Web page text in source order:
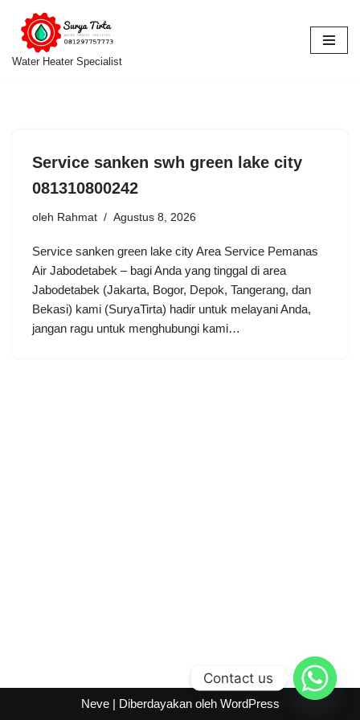
Lompat
ke
Water Heater Specialist
Service sanken swh green lake city
081310800242
oleh Rahmat Agustus 8, 2026
Service sanken green lake city Area Service Pemanas
Air Jabodetabek – bagi Anda yang tinggal di area
Jabodetabek (Jakarta, Bogor, Depok, Tangerang, dan
Bekasi) kami (SuryaTirta) hadir untuk melayani Anda,
jangan ragu untuk menghubungi kami…
Neve| Diberdayakan oleh WordPress
Contact us